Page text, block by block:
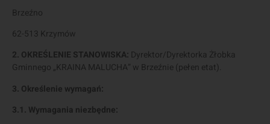
Brzeźno
62-513 Krzymów
2. OKREŚLENIE STANOWISKA: Dyrektor/Dyrektorka Żłobka
Gminnego „KRAINA MALUCHA” w Brzeźnie (pełen etat).
3. Określenie wymagań:
3.1. Wymagania niezbędne: